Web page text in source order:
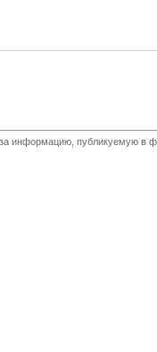
за информацию, публикуемую